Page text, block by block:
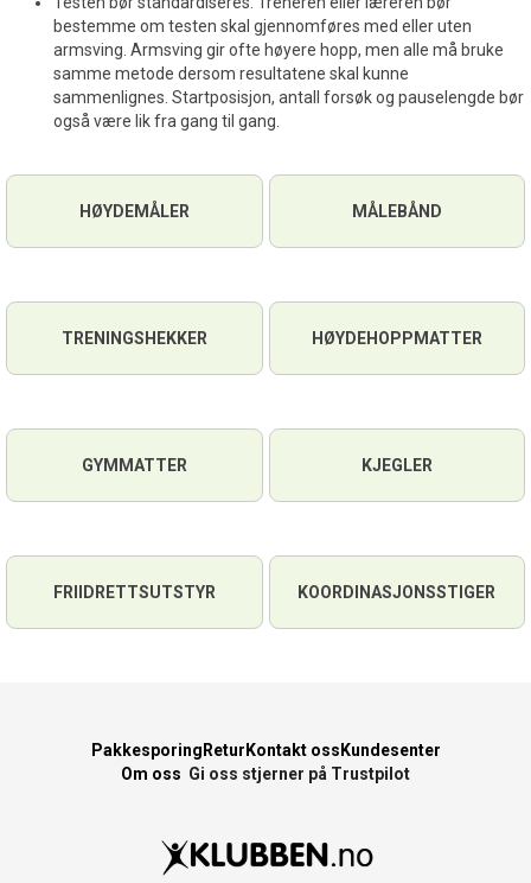
bestemme om testen skal gjennomføres med eller uten
armsving. Armsving gir ofte høyere hopp, men alle må bruke
samme metode dersom resultatene skal kunne
sammenlignes. Startposisjon, antall forsøk og pauselengde bør
også være lik fra gang til gang.
HØYDEMÅLER MÅLEBÅND
TRENINGSHEKKER HØYDEHOPPMATTER
GYMMATTER KJEGLER
FRIIDRETTSUTSTYR KOORDINASJONSSTIGER
PakkesporingReturKontakt ossKundesenter
Om oss Gi oss stjerner på Trustpilot